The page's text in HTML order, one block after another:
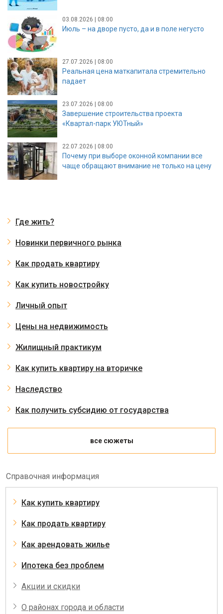
03.08.2026 | 08:00
Июль – на дворе пусто, да и в поле негусто
27.07.2026 | 08:00
Реальная цена маткапитала стремительно
падает
23.07.2026 | 08:00
Завершение строительства проекта
«Квартал-парк УЮТный»
22.07.2026 | 08:00
Почему при выборе оконной компании все
чаще обращают внимание не только на цену
Где жить?
Новинки первичного рынка
Как продать квартиру
Как купить новостройку
Личный опыт
Цены на недвижимость
Жилищный практикум
Как купить квартиру на вторичке
Наследство
Как получить субсидию от государства
все сюжеты
Справочная информация
Как купить квартиру
Как продать квартиру
Как арендовать жилье
Ипотека без проблем
Акции и скидки
О районах города и области